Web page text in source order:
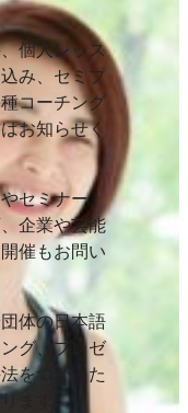
個人レッス
み、セミプ
コーチング
お知らせく
セミナー、
企業や芸能
催もお問い
体の日本語
グ、プレゼ
をつかった
ます。